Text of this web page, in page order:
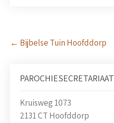
Post
navigation
← Bijbelse Tuin Hoofddorp
PAROCHIESECRETARIAAT
Kruisweg 1073
2131 CT Hoofddorp